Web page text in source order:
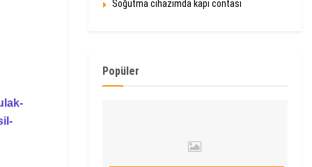
Soğutma cihazımda kapı contası
Popüler